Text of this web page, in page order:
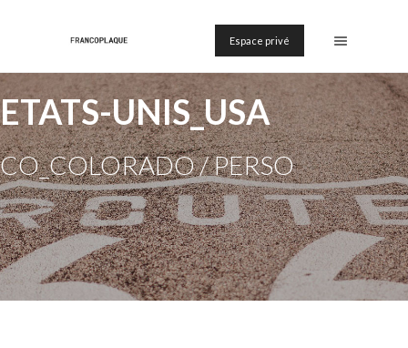
Espace privé
ETATS-UNIS_USA
CO_COLORADO / PERSO